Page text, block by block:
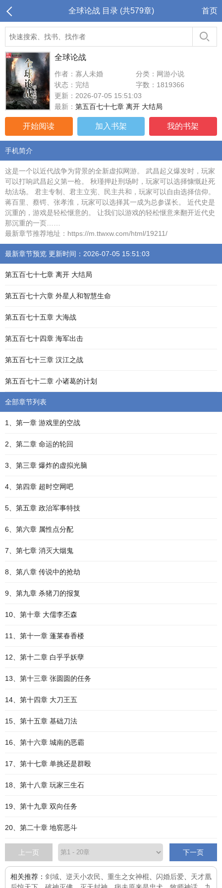
全球论战 目录 (共579章) 首页
全球论战
作者：寡人未婚
分类：网游小说
状态：完结
字数：1819366
更新：2026-07-05 15:51:03
最新： 第五百七十七章 离开 大结局
开始阅读 加入书架 我的书架
手机简介
这是一个以近代战争为背景的全新虚拟网游。 武昌起义爆发时，玩家
可以打响武昌起义第一枪。 秋瑾押赴刑场时，玩家可以选择慷慨赴死
劫法场。 君主专制、君主立宪、民主共和，玩家可以自由选择信仰。
蒋百里、蔡锷、张孝淮，玩家可以选择其一成为总参谋长。 近代史是
沉重的，游戏是轻松惬意的。 让我们以游戏的轻松惬意来翻开近代史
那沉重的一页……
最新章节推荐地址：https://m.ttwxw.com/html/19211/
最新章节预览 更新时间：2026-07-05 15:51:03
第五百七十七章 离开 大结局
第五百七十六章 外星人和智慧生命
第五百七十五章 大海战
第五百七十四章 海军出击
第五百七十三章 汉江之战
第五百七十二章 小诸葛的计划
全部章节列表
1、第一章 游戏里的空战
2、第二章 命运的轮回
3、第三章 爆炸的虚拟光脑
4、第四章 超时空网吧
5、第五章 政治军事特技
6、第六章 属性点分配
7、第七章 消灭大烟鬼
8、第八章 传说中的抢劫
9、第九章 杀猪刀的报复
10、第十章 大儒李丕森
11、第十一章 蓬莱春香楼
12、第十二章 白乎乎妖孽
13、第十三章 张圆圆的任务
14、第十四章 大刀王五
15、第十五章 基础刀法
16、第十六章 城南的恶霸
17、第十七章 单挑还是群殴
18、第十八章 玩家三生石
19、第十九章 双向任务
20、第二十章 地窖恶斗
上一页 下一页
相关推荐： 剑域 逆天小农民 重生之女神棍 闪婚后爱
天才凰